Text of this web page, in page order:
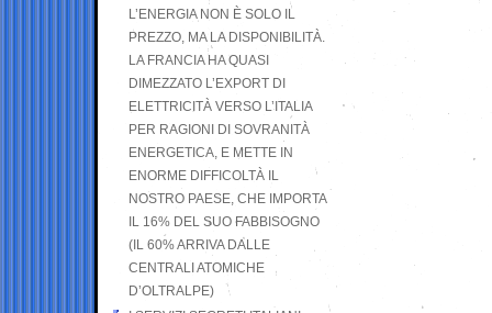
L’ENERGIA NON È SOLO IL
PREZZO, MA LA DISPONIBILITÀ.
LA FRANCIA HA QUASI
DIMEZZATO L’EXPORT DI
ELETTRICITÀ VERSO L’ITALIA
PER RAGIONI DI SOVRANITÀ
ENERGETICA, E METTE IN
ENORME DIFFICOLTÀ IL
NOSTRO PAESE, CHE IMPORTA
IL 16% DEL SUO FABBISOGNO
(IL 60% ARRIVA DALLE
CENTRALI ATOMICHE
D’OLTRALPE)